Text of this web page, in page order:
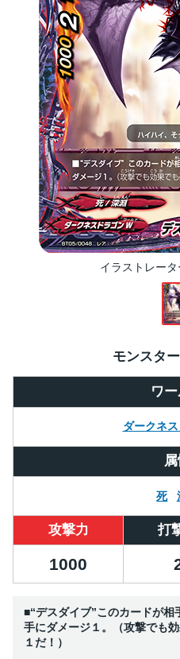
イラストレータ
ワ
ダークネ
モンスター
死
攻撃力 打
1000
■“デスダイブ”このカードが
手にダメージ１。（攻撃でも
１だ！）